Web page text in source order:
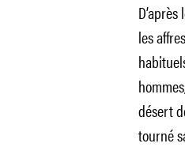
les
désert
tourné